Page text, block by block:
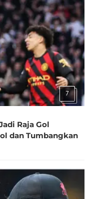
7
Raja Gol
dan Tumbangkan